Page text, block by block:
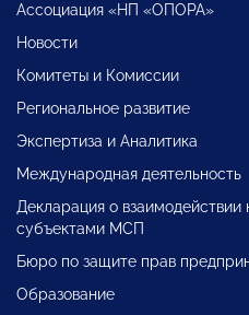
Ассоциация «НП «ОПОРА»
Новости
Комитеты и Комиссии
Региональное развитие
Экспертиза и Аналитика
Международная деятельность
Декларация о взаимодействии
субъектами МСП
Бюро по защите прав
Образование